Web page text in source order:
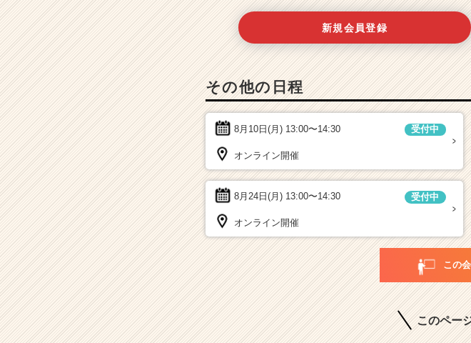
新規会員登録
その他の日程
8月10日(月) 13:00〜14:30 受付中
オンライン開催
8月24日(月) 13:00〜14:30 受付中
オンライン開催
この
このペー